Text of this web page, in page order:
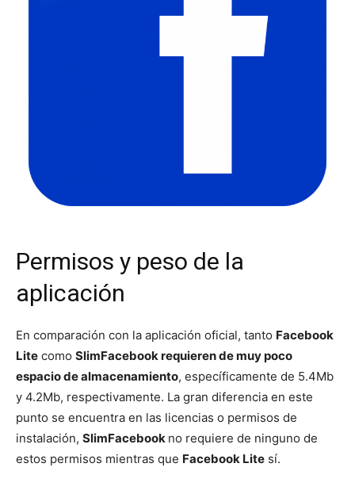
Permisos y peso de la
aplicación
En comparación con la aplicación oficial, tanto Facebook
Lite como SlimFacebook requieren de muy poco
espacio de almacenamiento, específicamente de 5.4Mb
y 4.2Mb, respectivamente. La gran diferencia en este
punto se encuentra en las licencias o permisos de
instalación, SlimFacebook no requiere de ninguno de
estos permisos mientras que Facebook Lite sí.